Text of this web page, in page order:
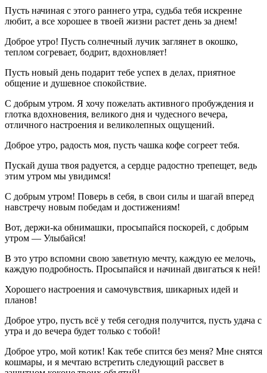
Пусть начиная с этого раннего утра, судьба тебя искренне
любит, а все хорошее в твоей жизни растет день за днем!
Доброе утро! Пусть солнечный лучик заглянет в окошко,
теплом согревает, бодрит, вдохновляет!
Пусть новый день подарит тебе успех в делах, приятное
общение и душевное спокойствие.
С добрым утром. Я хочу пожелать активного пробуждения и
глотка вдохновения, великого дня и чудесного вечера,
отличного настроения и великолепных ощущений.
Доброе утро, радость моя, пусть чашка кофе согреет тебя.
Пускай душа твоя радуется, а сердце радостно трепещет, ведь
этим утром мы увидимся!
С добрым утром! Поверь в себя, в свои силы и шагай вперед
навстречу новым победам и достижениям!
Вот, держи-ка обнимашки, просыпайся поскорей, с добрым
утром — Улыбайся!
В это утро вспомни свою заветную мечту, каждую ее мелочь,
каждую подробность. Просыпайся и начинай двигаться к ней!
Хорошего настроения и самочувствия, шикарных идей и
планов!
Доброе утро, пусть всё у тебя сегодня получится, пусть удача с
утра и до вечера будет только с тобой!
Доброе утро, мой котик! Как тебе спится без меня? Мне снятся
кошмары, и я мечтаю встретить следующий рассвет в